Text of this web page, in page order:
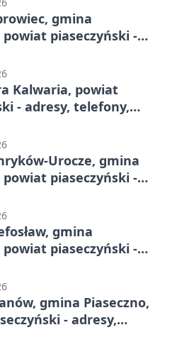
gmina
powiat piaseczyński -
Kalwaria, powiat
- adresy, telefony,
Urocze, gmina
powiat piaseczyński -
gmina
powiat piaseczyński -
gmina Piaseczno,
- adresy,